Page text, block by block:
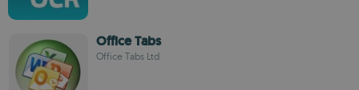
Office Tabs
Office Tabs Ltd